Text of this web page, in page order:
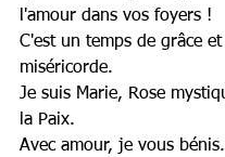
l'amour dans vos foyers !
C'est un temps de grâce
miséricorde.
Je suis Marie, Rose
la Paix.
Avec amour, je vous